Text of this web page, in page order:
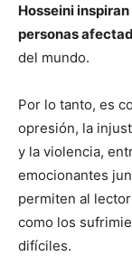
Hosseini
personas
del mundo.
Por lo tanto, es
opresión, la
y la violencia,
emocionantes
permiten al
como los
difíciles.